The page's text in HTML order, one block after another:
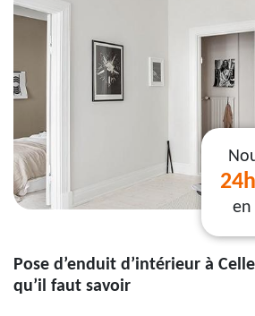
en
Pose d’enduit d’intérieur à
qu’il faut savoir